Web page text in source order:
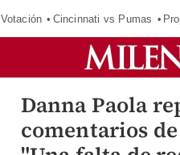
Votación Cincinnati vs Pumas
Danna Paola
comentarios